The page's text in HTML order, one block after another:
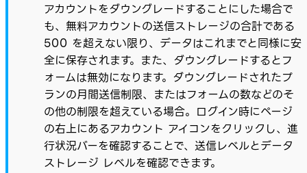
アカウントをダウングレードすることにした場合で
も、無料アカウントの送信ストレージの合計である
500 を超えない限り、データはこれまでと同様に安
全に保存されます。また、ダウングレードするとフ
ォームは無効になります。ダウングレードされたプ
ランの月間送信制限、またはフォームの数などのそ
の他の制限を超えている場合。ログイン時にページ
の右上にあるアカウント アイコンをクリックし、進
行状況バーを確認することで、送信レベルとデータ
ストレージ レベルを確認できます。